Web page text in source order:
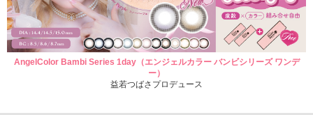
AngelColor Bambi Series 1day（エンジェルカラー バンビシリーズ ワンデ
ー）
益若つばさプロデュース